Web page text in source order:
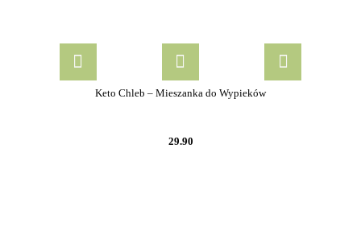
Keto Chleb – Mieszanka do Wypieków
29.90